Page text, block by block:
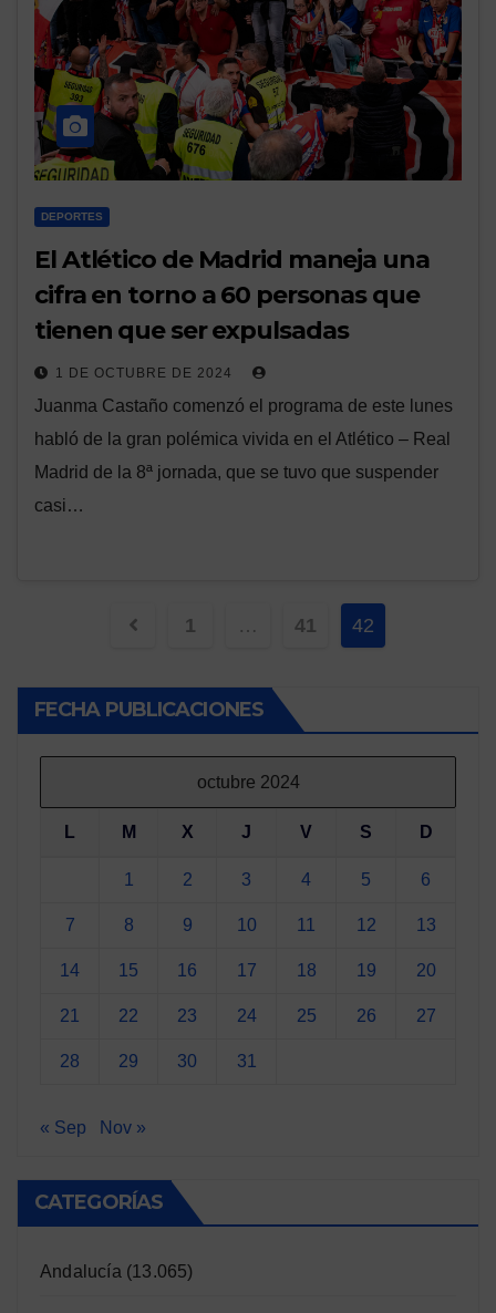
DEPORTES
El Atlético de Madrid maneja una
cifra en torno a 60 personas que
tienen que ser expulsadas
1 DE OCTUBRE DE 2024
Juanma Castaño comenzó el programa de este lunes
habló de la gran polémica vivida en el Atlético – Real
Madrid de la 8ª jornada, que se tuvo que suspender
casi…
Paginación
entradas
1 … 41 42
FECHA PUBLICACIONES
octubre 2024
L M X J V S D
1 2 3 4 5 6
7 8 9 10 11 12 13
14 15 16 17 18 19 20
21 22 23 24 25 26 27
28 29 30 31
« Sep Nov »
CATEGORÍAS
Andalucía(13.065)